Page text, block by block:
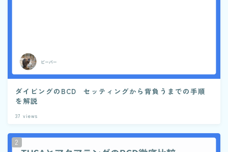
ダイビングのBCD セッティングから背負うまでの手順
を解説
37 views